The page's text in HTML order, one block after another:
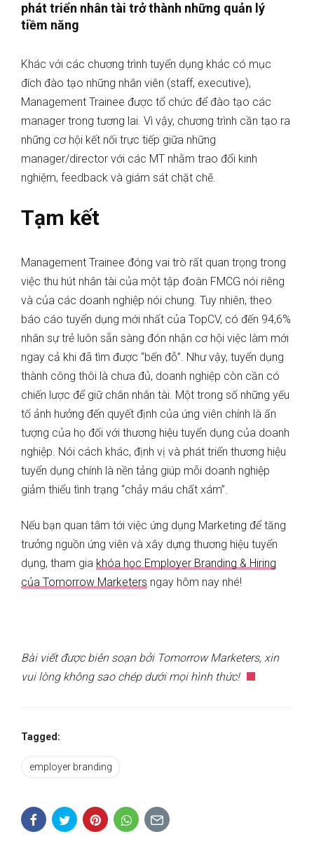
phát triển nhân tài trở thành những quản lý
tiềm năng
Khác với các chương trình tuyển dụng khác có mục
đích đào tạo những nhân viên (staff, executive),
Management Trainee được tổ chức để đào tạo các
manager trong tương lai. Vì vậy, chương trình cần tạo ra
những cơ hội kết nối trực tiếp giữa những
manager/director với các MT nhằm trao đổi kinh
nghiệm, feedback và giám sát chặt chẽ.
Tạm kết
Management Trainee đóng vai trò rất quan trọng trong
việc thu hút nhân tài của một tập đoàn FMCG nói riêng
và của các doanh nghiệp nói chung. Tuy nhiên, theo
báo cáo tuyển dụng mới nhất của TopCV, có đến 94,6%
nhân sự trẻ luôn sẵn sàng đón nhận cơ hội việc làm mới
ngay cả khi đã tìm được “bến đỗ”. Như vậy, tuyển dụng
thành công thôi là chưa đủ, doanh nghiệp còn cần có
chiến lược để giữ chân nhân tài. Một trong số những yếu
tố ảnh hưởng đến quyết định của ứng viên chính là ấn
tượng của họ đối với thương hiệu tuyển dụng của doanh
nghiệp. Nói cách khác, định vị và phát triển thương hiệu
tuyển dụng chính là nền tảng giúp mỗi doanh nghiệp
giảm thiểu tình trạng “chảy máu chất xám”.
Nếu bạn quan tâm tới việc ứng dụng Marketing để tăng
trưởng nguồn ứng viên và xây dựng thương hiệu tuyển
dụng, tham gia khóa học Employer Branding & Hiring
của Tomorrow Marketers ngay hôm nay nhé!
Bài viết được biên soạn bởi Tomorrow Marketers, xin
vui lòng không sao chép dưới mọi hình thức!
Tagged:
employer branding